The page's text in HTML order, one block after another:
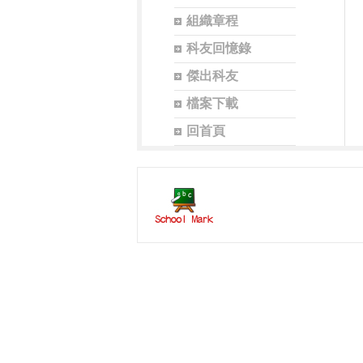
組織章程
科友回憶錄
傑出科友
檔案下載
回首頁